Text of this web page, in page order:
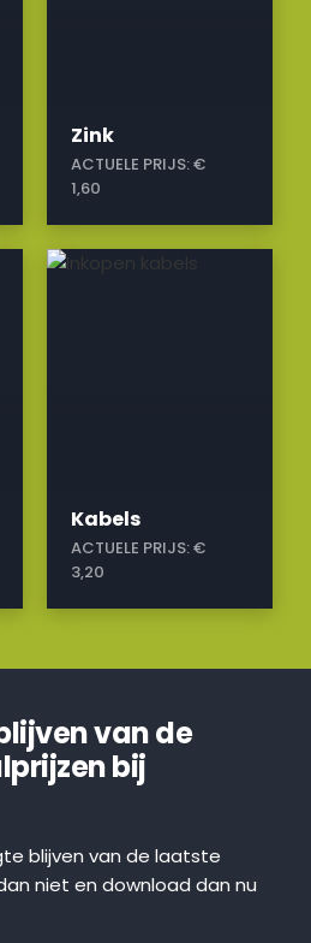
Zink
ACTUELE PRIJS:€
1,60
Kabels
ACTUELE PRIJS:€
3,20
a
van de
bij
blijven van de laatste
niet en download dan nu